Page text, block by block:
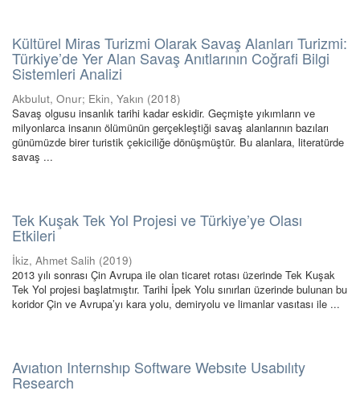
Kültürel Miras Turizmi Olarak Savaş Alanları Turizmi:
Türkiye’de Yer Alan Savaş Anıtlarının Coğrafi Bilgi
Sistemleri Analizi
Akbulut, Onur; Ekin, Yakın (2018)
Savaş olgusu insanlık tarihi kadar eskidir. Geçmişte yıkımların ve
milyonlarca insanın ölümünün gerçekleştiği savaş alanlarının bazıları
günümüzde birer turistik çekiciliğe dönüşmüştür. Bu alanlara, literatürde
savaş ...
Tek Kuşak Tek Yol Projesi ve Türkiye’ye Olası
Etkileri
İkiz, Ahmet Salih (2019)
2013 yılı sonrası Çin Avrupa ile olan ticaret rotası üzerinde Tek Kuşak
Tek Yol projesi başlatmıştır. Tarihi İpek Yolu sınırları üzerinde bulunan bu
koridor Çin ve Avrupa’yı kara yolu, demiryolu ve limanlar vasıtası ile ...
Avıatıon Internshıp Software Websıte Usabılıty
Research